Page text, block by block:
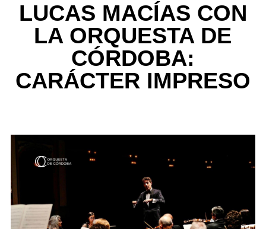
LUCAS MACÍAS CON
LA ORQUESTA DE
CÓRDOBA:
CARÁCTER IMPRESO